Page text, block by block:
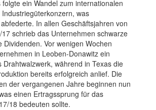
ein Wandel zum internationalen
was
In allen Geschäftsjahren von
schrieb das Unternehmen schwarze
Dividenden. Vor wenigen Wochen
in Leoben-Donawitz ein
Drahtwalzwerk, während in Texas die
bereits erfolgreich anlief. Die
der vergangenen Jahre beginnen nun
einen Ertragssprung für das
18 bedeuten sollte.